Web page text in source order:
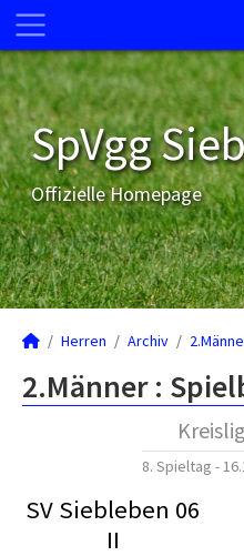
SpVgg
Offizielle Homepage
Herren Archiv
2.Männer :
8. Spieltag -
SV Siebleben 06
II